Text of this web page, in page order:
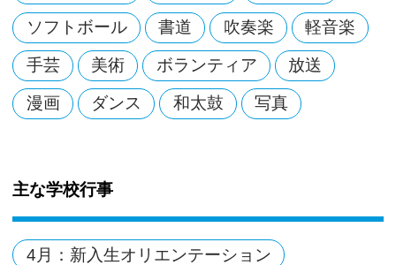
ソフトボール 書道 吹奏楽 軽音楽
手芸 美術 ボランティア 放送
漫画 ダンス 和太鼓 写真
主な学校行事
4月：新入生オリエンテーション